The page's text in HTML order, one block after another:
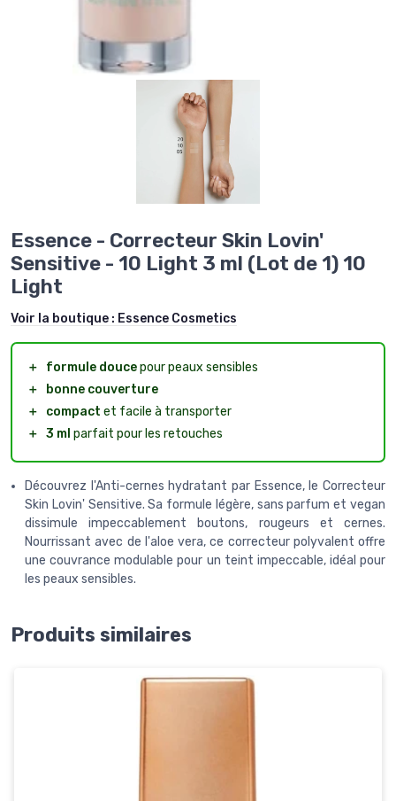
Essence - Correcteur Skin Lovin'
Sensitive - 10 Light 3 ml (Lot de 1) 10
Light
Voir la boutique : Essence Cosmetics
＋ formule doucepour peaux sensibles
＋
bonne couverture
＋
compact et facile à transporter
＋ 3 ml parfait pour les retouches
Découvrez l'Anti-cernes hydratant par Essence, le Correcteur
Skin Lovin' Sensitive. Sa formule légère, sans parfum et vegan
dissimule impeccablement boutons, rougeurs et cernes.
Nourrissant avec de l'aloe vera, ce correcteur polyvalent offre
une couvrance modulable pour un teint impeccable, idéal pour
les peaux sensibles.
Produits similaires